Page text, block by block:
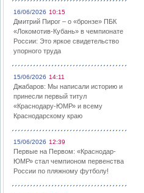
16/06/2026 10:15
Дмитрий Пирог – о «бронзе» ПБК
«Локомотив-Кубань» в чемпионате
России: Это яркое свидетельство
упорного труда
15/06/2026 14:11
Джабаров: Мы написали историю и
принесли первый титул
«Краснодару-ЮМР» и всему
Краснодарскому краю
15/06/2026 12:39
Первые на Первом: «Краснодар-
ЮМР» стал чемпионом первенства
России по пляжному футболу!